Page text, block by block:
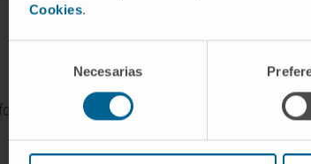
Cookies.
consentimiento
Necesarias
our newsletter